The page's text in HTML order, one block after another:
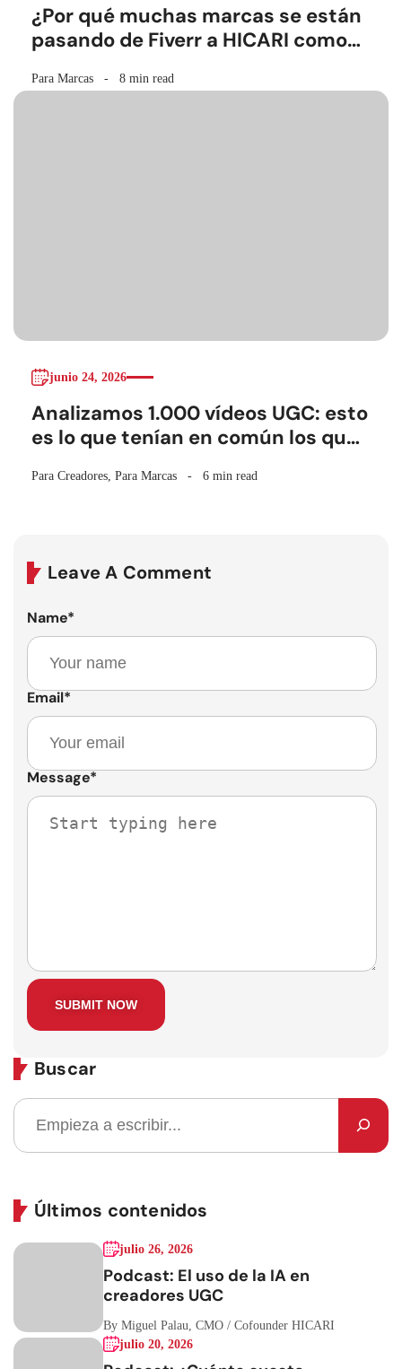
¿Por qué muchas marcas se están
pasando de Fiverr a HICARI como
Para Marcas 8 min read
junio 24, 2026
Analizamos 1.000 vídeos UGC: esto
es lo que tenían en común los que
Para Creadores Para Marcas 6 min read
Leave A Comment
Name*
Email*
Message*
Buscar
Últimos contenidos
julio 26, 2026
Podcast: El uso de la IA en
creadores UGC
By Miguel Palau, CMO / Cofounder HICARI
julio 20, 2026